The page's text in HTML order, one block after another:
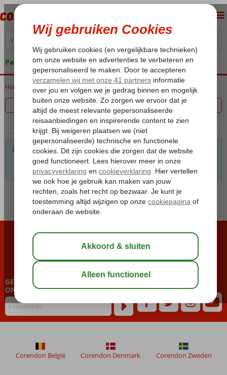
Pakketgarantie
Home Vakantie reizen
Filter 0 aanbiedingen
Voor de gekozen criteria hebben we helaas geen
mogelijkheden. Tip: verwijder een of meerdere criteria om toch
mogelijkheden te vinden.
BEL NU ONS CONTACT CENTER
023 751 06 06
GEPERSONALISEERDE NIEUWSBRIEF
ONTVANGEN?
Corendon België Corendon Denmark Corendon Zweden